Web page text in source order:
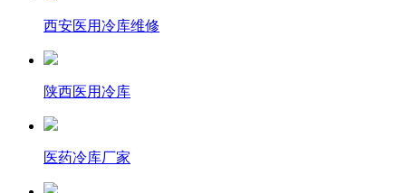
西安医用冷库维修
陕西医用冷库
医药冷库厂家